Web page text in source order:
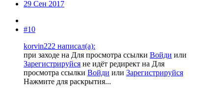
29 Сен 2017
#10
korvin222 написал(а):
при заходе на Для просмотра ссылки Войди или
Зарегистрируйся не идёт редирект на Для
просмотра ссылки Войди или Зарегистрируйся
Нажмите для раскрытия...